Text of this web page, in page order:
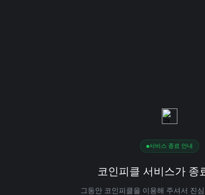
서비스 종료 안내
코인피클 서비스가 종
그동안 코인피클을 이용해 주셔서 진